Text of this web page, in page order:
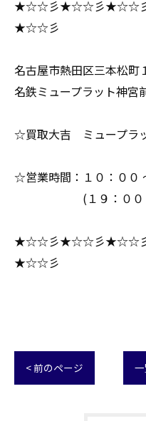
★☆☆彡★☆☆彡★☆☆
★☆☆彡
名古屋市熱田区三本松町
名鉄ミュープラット神宮
☆買取大吉 ミュープラ
☆営業時間：１０：００
(１９：００ ～ ２
★☆☆彡★☆☆彡★☆☆
★☆☆彡
< 前のページ